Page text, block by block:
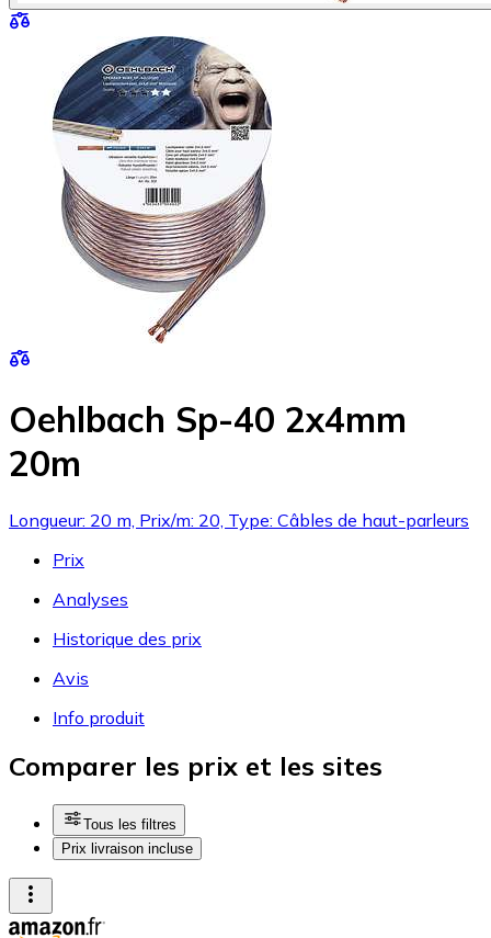
Oehlbach Sp-40 2x4mm
20m
Longueur: 20 m, Prix/m: 20, Type: Câbles de haut-parleurs
Prix
Analyses
Historique des prix
Avis
Info produit
Comparer les prix et les sites
Tous les filtres
Prix livraison incluse